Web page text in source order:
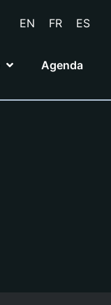
EN FR ES
Agenda